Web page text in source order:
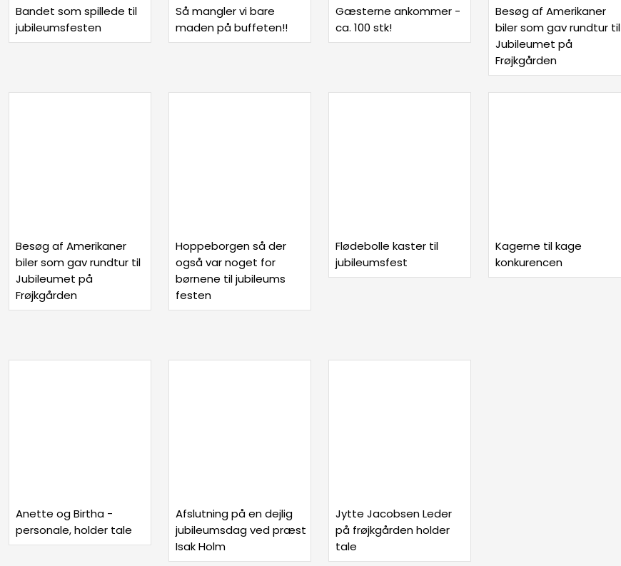
Bandet som spillede til
jubileumsfesten
Så mangler vi bare
maden på buffeten!!
Gæsterne ankommer -
ca. 100 stk!
Besøg af Amerikaner
biler som gav rundtur til
Jubileumet på
Frøjkgården
Besøg af Amerikaner
biler som gav rundtur til
Jubileumet på
Frøjkgården
Hoppeborgen så der
også var noget for
børnene til jubileums
festen
Flødebolle kaster til
jubileumsfest
Kagerne til kage
konkurencen
Anette og Birtha -
personale, holder tale
Afslutning på en dejlig
jubileumsdag ved præst
Isak Holm
Jytte Jacobsen Leder
på frøjkgården holder
tale